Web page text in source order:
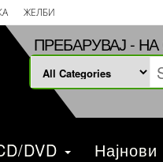
ЖЕЛБИ
ПРЕБАРУВАЈ -
DVD